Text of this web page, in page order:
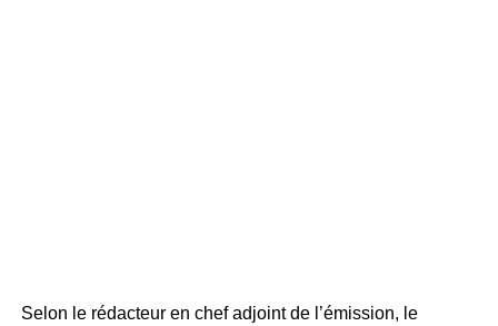
Selon le rédacteur en chef adjoint de l’émission, le